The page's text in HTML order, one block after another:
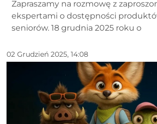
Zapraszamy na rozmowę z
ekspertami o dostępności
seniorów. 18 grudnia 2025 roku o
02 Grudzień 2025, 14:08